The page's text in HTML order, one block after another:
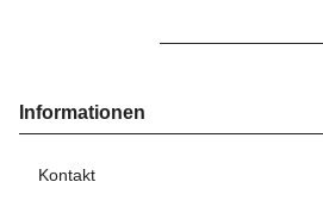
Informationen
Kontakt